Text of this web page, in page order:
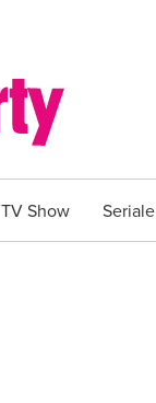
TV Show Seriale